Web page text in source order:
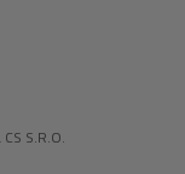
S.R.O.